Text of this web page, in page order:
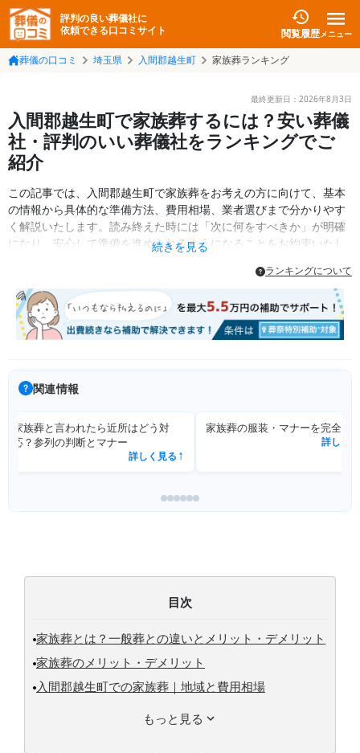
評判の良い葬儀社に
依頼できる口コミサイト
閲覧履歴メニュー
葬儀の口コミ 埼玉県 入間郡越生町 家族葬ランキング
最終更新日： 2026年8月3日
入間郡越生町で家族葬するには？安い葬儀
社・評判のいい葬儀社をランキングでご
紹介
この記事では、入間郡越生町で家族葬をお考えの方に向けて、基本
の情報から具体的な準備方法、費用相場、業者選びまで分かりやす
く解説いたします。読み終えた時には「次に何をすべきか」が明確
になり、安心して準備を進められるようになることをお約束いたし
続きを見る
ランキングについて
関連情報
家族葬と言われたら近所はどう対
応？参列の判断とマナー
詳しく見る↗
家族葬の服装・マナーを完全解
詳しく
目次
家族葬とは？一般葬との違いとメリット・デメリット
家族葬のメリット・デメリット
入間郡越生町での家族葬｜地域と費用相場
もっと見る